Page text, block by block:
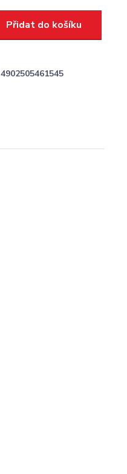
Přidat do košíku
4902505461545